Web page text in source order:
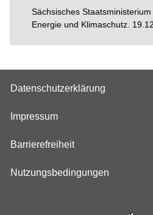
Sächsisches
Energie und Klimaschutz.
Datenschutzerklärung
Impressum
Barrierefreiheit
Nutzungsbedingungen